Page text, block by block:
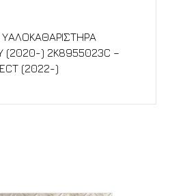
(2020-) 2K8955023C –
(2022-)